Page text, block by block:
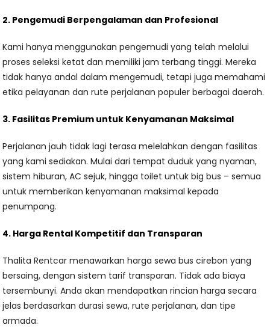
2. Pengemudi Berpengalaman dan Profesional
Kami hanya menggunakan pengemudi yang telah melalui
proses seleksi ketat dan memiliki jam terbang tinggi. Mereka
tidak hanya andal dalam mengemudi, tetapi juga memahami
etika pelayanan dan rute perjalanan populer berbagai daerah.
3. Fasilitas Premium untuk Kenyamanan Maksimal
Perjalanan jauh tidak lagi terasa melelahkan dengan fasilitas
yang kami sediakan. Mulai dari tempat duduk yang nyaman,
sistem hiburan, AC sejuk, hingga toilet untuk big bus – semua
untuk memberikan kenyamanan maksimal kepada
penumpang.
4. Harga Rental Kompetitif dan Transparan
Thalita Rentcar menawarkan harga sewa bus cirebon yang
bersaing, dengan sistem tarif transparan. Tidak ada biaya
tersembunyi. Anda akan mendapatkan rincian harga secara
jelas berdasarkan durasi sewa, rute perjalanan, dan tipe
armada.